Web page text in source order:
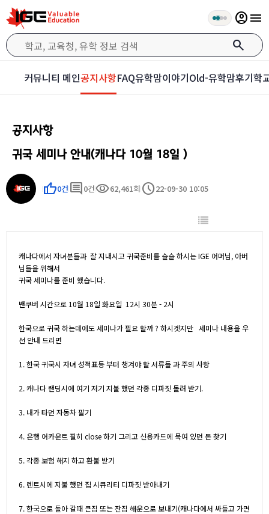
search
account_circlemenu
커뮤니티 메인공지사항FAQ유학맘이야기Old-유학맘후기학
공지사항
귀국 세미나 안내(캐나다 10월 18일 )
thumb_up0건 comment 0건visibility62,461회 schedule22-09-30 10:05
캐나다에서 자녀분들과 잘 지내시고 귀국준비를 슬슬 하시는 IGE 어머님, 아버
님들을 위해서
귀국 세미나를 준비 했습니다.
밴쿠버 시간으로 10월 18일 화요일 12시 30분 - 2시
한국으로 귀국 하는데에도 세미나가 필요 할까 ? 하시겟지만 세미나 내용을 우
선 안내 드리면
1. 한국 귀국시 자녀 성적표등 부터 챙겨야 할 서류들 과 주의 사항
2. 캐나다 랜딩시에 여기 저기 지불 했던 각종 디파짓 돌려 받기.
3. 내가 타던 자동차 팔기
4. 은행 어카운트 필히 close 하기 그리고 신용카드에 묵여 있던 돈 찾기
5. 각종 보험 해지 하고 환불 받기
6. 렌트시에 지불 했던 집 시큐리티 디파짓 받아내기
7. 한국으로 돌아 갈때 큰짐 또는 잔짐 해운으로 보내기(캐나다에서 싸들고 가면